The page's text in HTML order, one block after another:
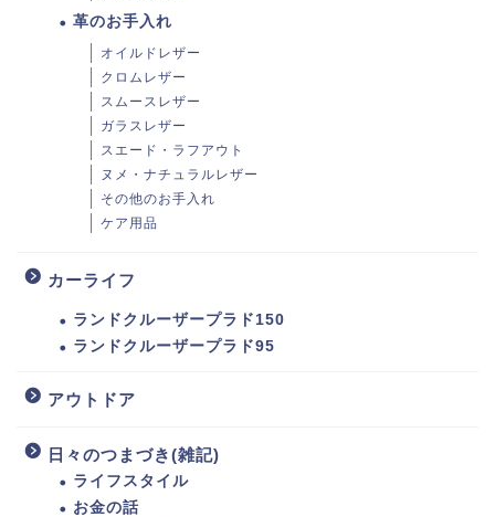
革のお手入れ
オイルドレザー
クロムレザー
スムースレザー
ガラスレザー
スエード・ラフアウト
ヌメ・ナチュラルレザー
その他のお手入れ
ケア用品
カーライフ
ランドクルーザープラド150
ランドクルーザープラド95
アウトドア
日々のつまづき(雑記)
ライフスタイル
お金の話